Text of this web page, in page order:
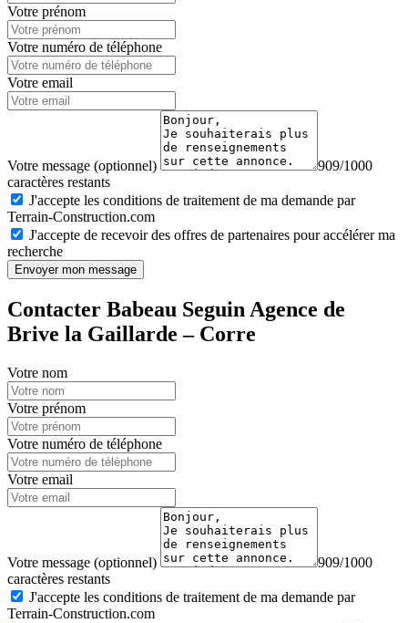
Votre prénom
Votre numéro de téléphone
Votre email
Votre message (optionnel)
909/1000
caractères restants
J'accepte les conditions de traitement de ma demande par
Terrain-Construction.com
J'accepte de recevoir des offres de partenaires pour accélérer ma
recherche
Envoyer mon message
Contacter Babeau Seguin Agence de
Brive la Gaillarde – Corre
Votre nom
Votre prénom
Votre numéro de téléphone
Votre email
Votre message (optionnel)
909/1000
caractères restants
J'accepte les conditions de traitement de ma demande par
Terrain-Construction.com